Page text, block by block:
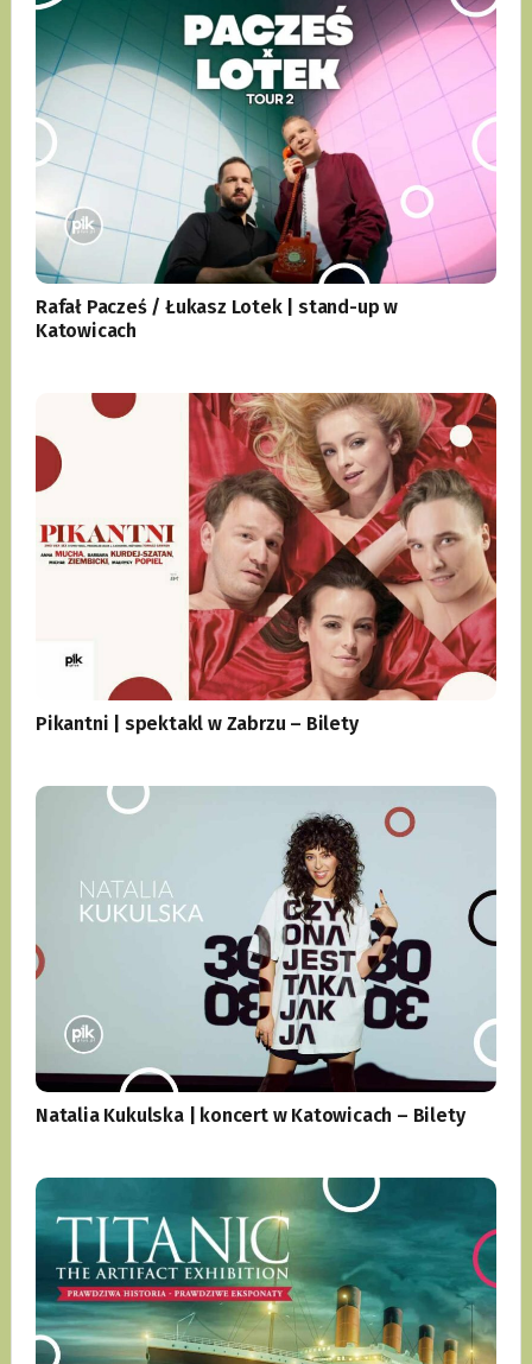
Rafał Pacześ / Łukasz Lotek | stand-up w
Katowicach
Pikantni | spektakl w Zabrzu – Bilety
Natalia Kukulska | koncert w Katowicach – Bilety